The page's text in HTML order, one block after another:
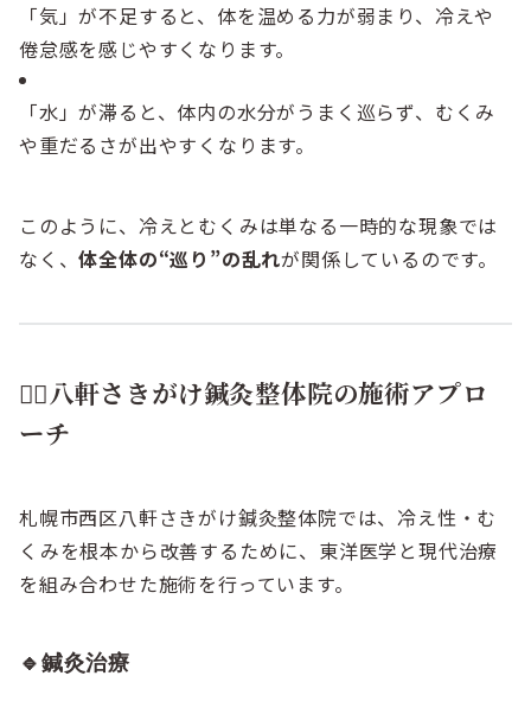
「気」が不足すると、体を温める力が弱まり、冷えや
倦怠感を感じやすくなります。
「水」が滞ると、体内の水分がうまく巡らず、むくみ
や重だるさが出やすくなります。
このように、冷えとむくみは単なる一時的な現象では
なく、体全体の“巡り”の乱れが関係しているのです。
💆‍♀️八軒さきがけ鍼灸整体院の施術アプロ
ーチ
札幌市西区八軒さきがけ鍼灸整体院では、冷え性・む
くみを根本から改善するために、東洋医学と現代治療
を組み合わせた施術を行っています。
🔹鍼灸治療